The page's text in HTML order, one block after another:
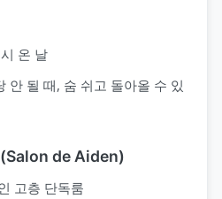
온 날
안 될 때, 숨 쉬고 돌아올 수 있
de Aiden)
고층 단독룸